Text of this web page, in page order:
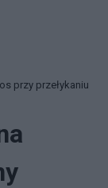
przy przełykaniu